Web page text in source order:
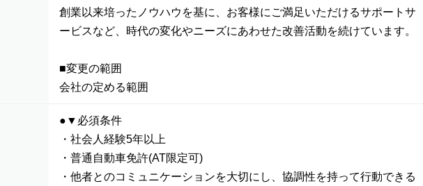
創業以来培ったノウハウを基に、お客様にご満足いただけるサポートサ
ービスなど、時代の変化やニーズにあわせた改善活動を続けています。
■変更の範囲
会社の定める範囲
●▼必須条件
・社会人経験5年以上
・普通自動車免許(AT限定可)
・他者とのコミュニケーションを大切にし、協調性を持って行動できる